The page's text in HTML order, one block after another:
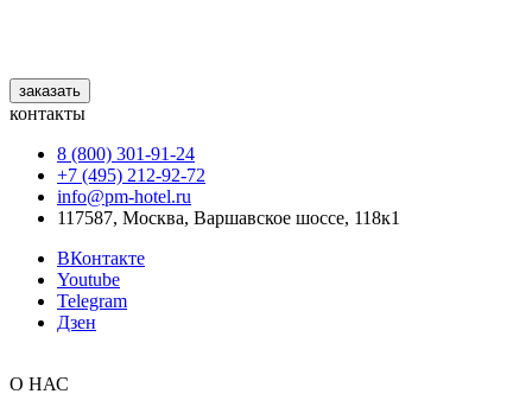
заказать
контакты
8 (800) 301‑91‑24
+7 (495) 212‑92‑72
info@pm-hotel.ru
117587, Москва, Варшавское шоссе, 118к1
ВКонтакте
Youtube
Telegram
Дзен
О НАС